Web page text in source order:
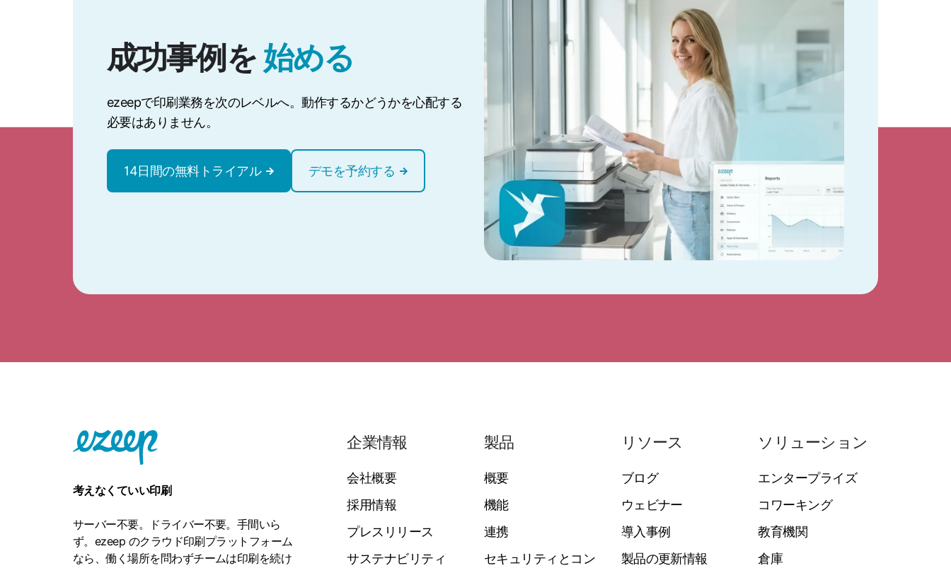
成功事例を 始める
ezeepで印刷業務を次のレベルへ。動作するかどうかを心配する
必要はありません。
14日間の無料トライアル デモを予約する
考えなくていい印刷
サーバー不要。ドライバー不要。手間いら
ず。ezeep のクラウド印刷プラットフォーム
なら、働く場所を問わずチームは印刷を続け
企業情報
会社概要
採用情報
プレスリリース
サステナビリティ
製品
概要
機能
連携
セキュリティとコン
リソース
ブログ
ウェビナー
導入事例
製品の更新情報
ソリューション
エンタープライズ
コワーキング
教育機関
倉庫